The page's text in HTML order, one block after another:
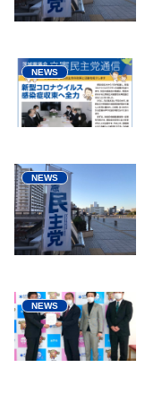
NEWS
NEWS
NEWS